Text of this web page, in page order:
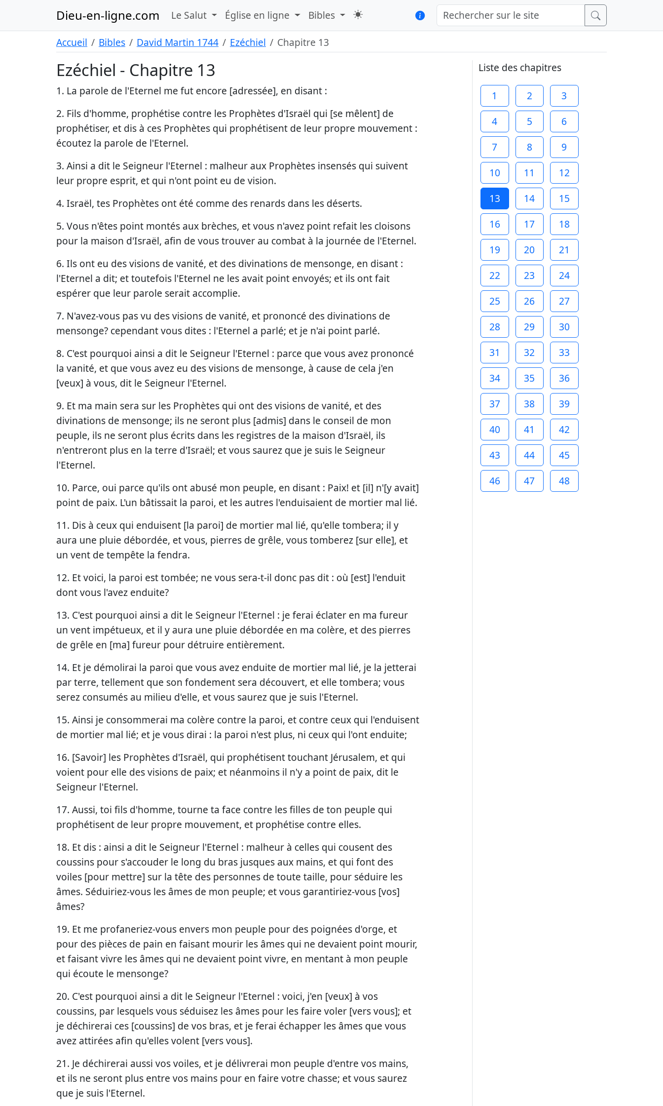
Dieu-en-ligne.com Le Salut Église en ligne Bibles
Accueil Bibles David Martin 1744 Ezéchiel Chapitre 13
Ezéchiel - Chapitre 13
1. La parole de l'Eternel me fut encore [adressée], en disant :
2. Fils d'homme, prophétise contre les Prophètes d'Israël qui [se mêlent] de
prophétiser, et dis à ces Prophètes qui prophétisent de leur propre mouvement :
écoutez la parole de l'Eternel.
3. Ainsi a dit le Seigneur l'Eternel : malheur aux Prophètes insensés qui suivent
leur propre esprit, et qui n'ont point eu de vision.
4. Israël, tes Prophètes ont été comme des renards dans les déserts.
5. Vous n'êtes point montés aux brèches, et vous n'avez point refait les cloisons
pour la maison d'Israël, afin de vous trouver au combat à la journée de l'Eternel.
6. Ils ont eu des visions de vanité, et des divinations de mensonge, en disant :
l'Eternel a dit; et toutefois l'Eternel ne les avait point envoyés; et ils ont fait
espérer que leur parole serait accomplie.
7. N'avez-vous pas vu des visions de vanité, et prononcé des divinations de
mensonge? cependant vous dites : l'Eternel a parlé; et je n'ai point parlé.
8. C'est pourquoi ainsi a dit le Seigneur l'Eternel : parce que vous avez prononcé
la vanité, et que vous avez eu des visions de mensonge, à cause de cela j'en
[veux] à vous, dit le Seigneur l'Eternel.
9. Et ma main sera sur les Prophètes qui ont des visions de vanité, et des
divinations de mensonge; ils ne seront plus [admis] dans le conseil de mon
peuple, ils ne seront plus écrits dans les registres de la maison d'Israël, ils
n'entreront plus en la terre d'Israël; et vous saurez que je suis le Seigneur
l'Eternel.
10. Parce, oui parce qu'ils ont abusé mon peuple, en disant : Paix! et [il] n'[y avait]
point de paix. L'un bâtissait la paroi, et les autres l'enduisaient de mortier mal lié.
11. Dis à ceux qui enduisent [la paroi] de mortier mal lié, qu'elle tombera; il y
aura une pluie débordée, et vous, pierres de grêle, vous tomberez [sur elle], et
un vent de tempête la fendra.
12. Et voici, la paroi est tombée; ne vous sera-t-il donc pas dit : où [est] l'enduit
dont vous l'avez enduite?
13. C'est pourquoi ainsi a dit le Seigneur l'Eternel : je ferai éclater en ma fureur
un vent impétueux, et il y aura une pluie débordée en ma colère, et des pierres
de grêle en [ma] fureur pour détruire entièrement.
14. Et je démolirai la paroi que vous avez enduite de mortier mal lié, je la jetterai
par terre, tellement que son fondement sera découvert, et elle tombera; vous
serez consumés au milieu d'elle, et vous saurez que je suis l'Eternel.
15. Ainsi je consommerai ma colère contre la paroi, et contre ceux qui l'enduisent
de mortier mal lié; et je vous dirai : la paroi n'est plus, ni ceux qui l'ont enduite;
16. [Savoir] les Prophètes d'Israël, qui prophétisent touchant Jérusalem, et qui
voient pour elle des visions de paix; et néanmoins il n'y a point de paix, dit le
Seigneur l'Eternel.
17. Aussi, toi fils d'homme, tourne ta face contre les filles de ton peuple qui
prophétisent de leur propre mouvement, et prophétise contre elles.
18. Et dis : ainsi a dit le Seigneur l'Eternel : malheur à celles qui cousent des
coussins pour s'accouder le long du bras jusques aux mains, et qui font des
voiles [pour mettre] sur la tête des personnes de toute taille, pour séduire les
âmes. Séduiriez-vous les âmes de mon peuple; et vous garantiriez-vous [vos]
âmes?
19. Et me profaneriez-vous envers mon peuple pour des poignées d'orge, et
pour des pièces de pain en faisant mourir les âmes qui ne devaient point mourir,
et faisant vivre les âmes qui ne devaient point vivre, en mentant à mon peuple
qui écoute le mensonge?
20. C'est pourquoi ainsi a dit le Seigneur l'Eternel : voici, j'en [veux] à vos
coussins, par lesquels vous séduisez les âmes pour les faire voler [vers vous]; et
je déchirerai ces [coussins] de vos bras, et je ferai échapper les âmes que vous
avez attirées afin qu'elles volent [vers vous].
21. Je déchirerai aussi vos voiles, et je délivrerai mon peuple d'entre vos mains,
et ils ne seront plus entre vos mains pour en faire votre chasse; et vous saurez
que je suis l'Eternel.
Liste des chapitres
1 2
3
4
5
6
7
8
9
10
11
12
13
14
15
16
17
18
19
20
21
22
23
24
25
26
27
28
29
30
31
32
33
34
35
36
37
38
39
40
41
42
43
44
45
46
47 48